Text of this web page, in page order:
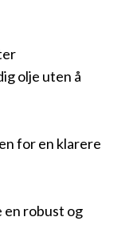
olje uten å
for en klarere
robust og